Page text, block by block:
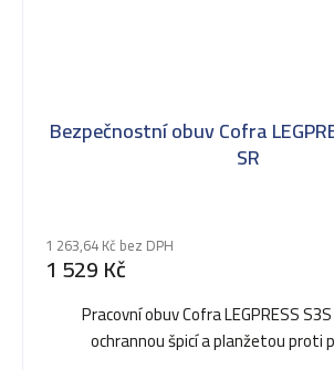
Bezpečnostní obuv Cofra
SR
1 263,64 Kč bez DPH
1 529 Kč
Pracovní obuv Cofra LEGPRESS
ochrannou špicí a planžetou proti